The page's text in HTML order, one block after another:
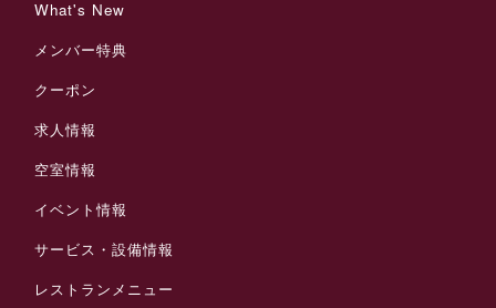
What's New
メンバー特典
クーポン
求人情報
空室情報
イベント情報
サービス・設備情報
レストランメニュー